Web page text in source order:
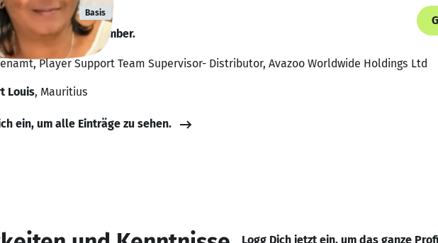
Atisse Basis
for a new team member.
Player Support Team Supervisor- Distributor, Avazoo Worldwide Holdings Ltd
Louis, Mauritius
ein, um alle Einträge zu sehen.
Logg Dich jetzt ein, um das ganze